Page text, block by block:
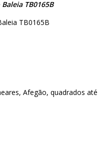
TB0165B
TB0165B
Afegão, quadrados até